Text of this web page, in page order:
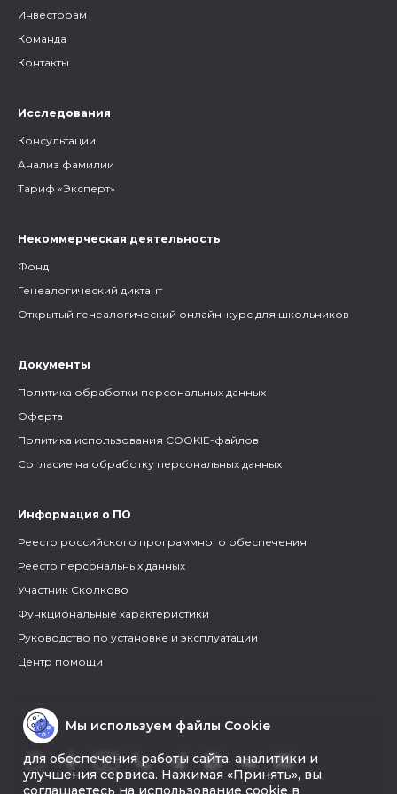
Инвесторам
Команда
Контакты
Исследования
Консультации
Анализ фамилии
Тариф «Эксперт»
Некоммерческая деятельность
Фонд
Генеалогический диктант
Открытый генеалогический онлайн-курс для школьников
Документы
Политика обработки персональных данных
Оферта
Политика использования COOKIE-файлов
Согласие на обработку персональных данных
Информация о ПО
Реестр российского программного обеспечения
Реестр персональных данных
Участник Сколково
Функциональные характеристики
Руководство по установке и эксплуатации
Центр помощи
Мы используем файлы Cookie
для обеспечения работы сайта, аналитики и
улучшения сервиса. Нажимая «Принять», вы
соглашаетесь на использование cookie в